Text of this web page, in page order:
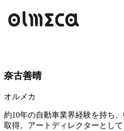
奈古善晴
オルメカ
約10年の自動車業界経験を持ち
取得。アートディレクターとし